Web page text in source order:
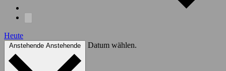
Heute
Anstehende Anstehende Datum wählen.